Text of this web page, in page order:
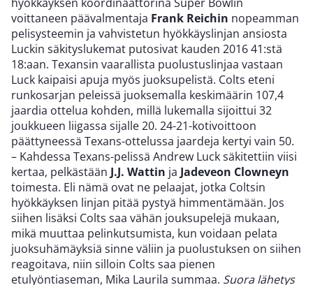
voittaneen päävalmentaja Frank Reichin nopeamman
pelisysteemin ja vahvistetun hyökkäyslinjan ansiosta
Luckin säkityslukemat putosivat kauden 2016 41:stä
18:aan. Texansin vaarallista puolustuslinjaa vastaan
Luck kaipaisi apuja myös juoksupelistä. Colts eteni
runkosarjan peleissä juoksemalla keskimäärin 107,4
jaardia ottelua kohden, millä lukemalla sijoittui 32
joukkueen liigassa sijalle 20. 24-21-kotivoittoon
päättyneessä Texans-ottelussa jaardeja kertyi vain 50.
– Kahdessa Texans-pelissä Andrew Luck säkitettiin viisi
kertaa, pelkästään J.J. Wattin ja Jadeveon Clowneyn
toimesta. Eli nämä ovat ne pelaajat, jotka Coltsin
hyökkäyksen linjan pitää pystyä himmentämään. Jos
siihen lisäksi Colts saa vähän jouksupelejä mukaan,
mikä muuttaa pelinkutsumista, kun voidaan pelata
juoksuhämäyksiä sinne väliin ja puolustuksen on siihen
reagoitava, niin silloin Colts saa pienen
etulyöntiaseman, Mika Laurila summaa. Suora lähetys